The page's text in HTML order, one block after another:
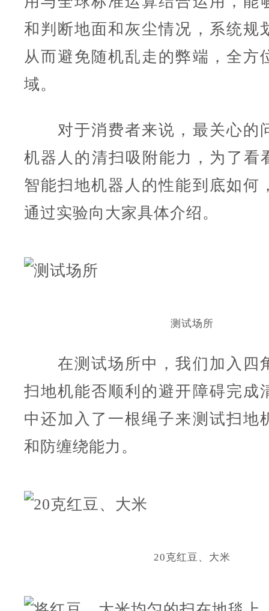
和判断地面和灰尘情况，系统规
从而避免随机乱走的弊端，全方
域。
对于消费者来说，最关心的
机器人的清扫吸附能力，为了看
智能扫地机器人的性能到底如何
通过实验向大家具体介绍。
测试场所
在测试场所中，我们加入四
扫地机能否顺利的避开障碍完成
中还加入了一根绳子来测试扫地
和防缠绕能力。
20克红豆、大米